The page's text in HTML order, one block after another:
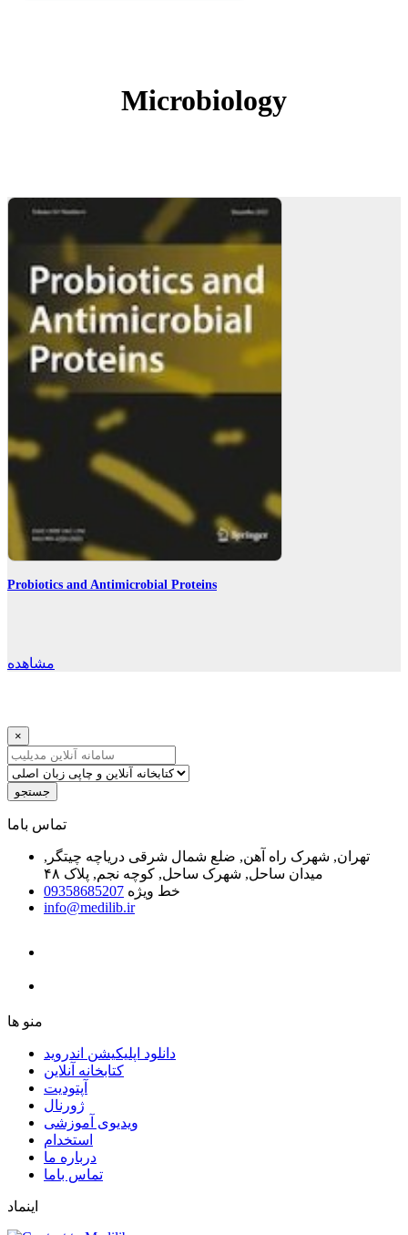
Microbiology
Probiotics and Antimicrobial Proteins
مشاهده
×
جستجو
ﺗﻤﺎﺱ ﺑﺎﻣﺎ
تهران, شهرک راه آهن, ضلع شمال شرقی دریاچه چیتگر,
میدان ساحل, شهرک ساحل, کوچه نجم, پلاک ۴۸
خط ویژه 09358685207
info@medilib.ir
ﻣﻨﻮ ﻫﺎ
دانلود اپلیکیشن اندروید
ﮐﺘﺎﺑﺨﺎﻧﻪ ﺁﻧﻼﯾﻦ
ﺁﭘﺘﻮﺩﯾﺖ
ﮊﻭﺭﻧﺎﻝ
ویدیوی آموزشی
استخدام
درباره ما
ﺗﻤﺎﺱ ﺑﺎﻣﺎ
اینماد